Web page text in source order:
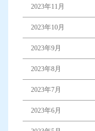
2023年11月
2023年10月
2023年9月
2023年8月
2023年7月
2023年6月